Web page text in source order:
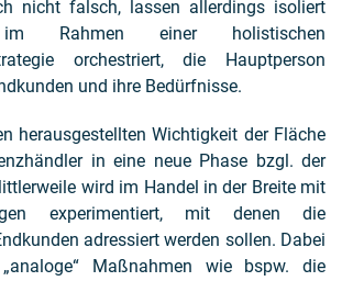
nicht falsch, lassen allerdings isoliert
Rahmen einer holistischen
orchestriert, die Hauptperson
und ihre Bedürfnisse.
herausgestellten Wichtigkeit der Fläche
in eine neue Phase bzgl. der
wird im Handel in der Breite mit
experimentiert, mit denen die
adressiert werden sollen. Dabei
Maßnahmen wie bspw. die